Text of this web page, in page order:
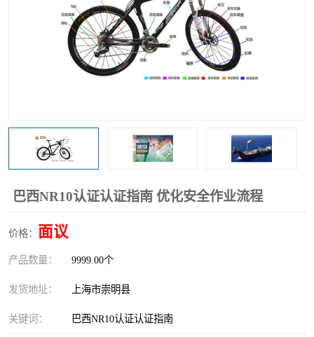
巴西NR10认证认证指南 优化安全作业流程
价格： 面议
产品数量： 9999.00个
发货地址： 上海市崇明县
关键词： 巴西NR10认证认证指南